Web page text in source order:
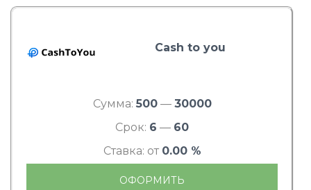
Cash to you
Сумма: 500— 30000
Срок: 6 — 60
Ставка: от 0.00 %
ОФОРМИТЬ